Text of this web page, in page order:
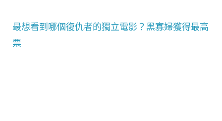
最想看到哪個復仇者的獨立電影？黑寡婦獲得最高
票